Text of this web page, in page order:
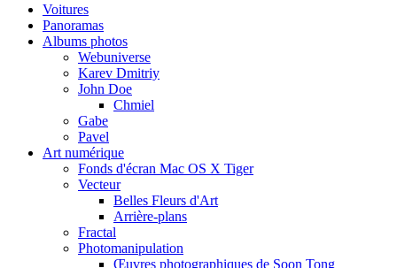
Voitures
Panoramas
Albums photos
Webuniverse
Karev Dmitriy
John Doe
Chmiel
Gabe
Pavel
Art numérique
Fonds d'écran Mac OS X Tiger
Vecteur
Belles Fleurs d'Art
Arrière-plans
Fractal
Photomanipulation
Œuvres photographiques de Soon Tong